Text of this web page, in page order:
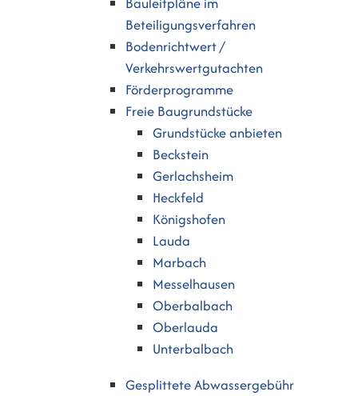
Beteiligungsverfahren
Bodenrichtwert /
Verkehrswertgutachten
Förderprogramme
Freie Baugrundstücke
Grundstücke anbieten
Beckstein
Gerlachsheim
Heckfeld
Königshofen
Lauda
Marbach
Messelhausen
Oberbalbach
Oberlauda
Unterbalbach
Gesplittete Abwassergebühr